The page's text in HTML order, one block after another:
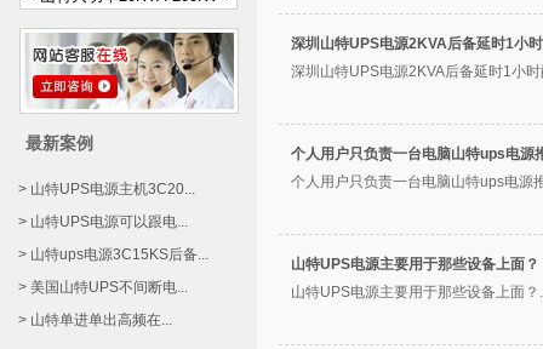
最新案例
> 山特UPS电源主机3C20...
> 山特UPS电源可以跟电...
> 山特ups电源3C15KS后备...
> 美国山特UPS不间断电...
> 山特单进单出高频在...
深圳山特UPS电源2KVA后备延时1小
深圳山特UPS电源2KVA后备延时1小
个人用户只负责一台电脑山特ups电源
个人用户只负责一台电脑山特ups电源
山特UPS电源主要用于那些设备上面？
山特UPS电源主要用于那些设备上面